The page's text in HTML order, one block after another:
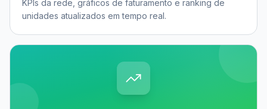
KPIs da rede, gráficos de faturamento e ranking de
unidades atualizados em tempo real.